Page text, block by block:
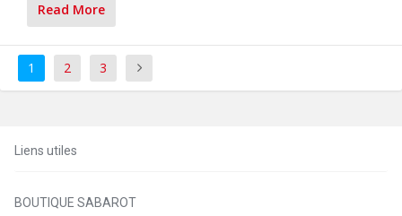
Read More
1 2 3
Liens utiles
BOUTIQUE SABAROT